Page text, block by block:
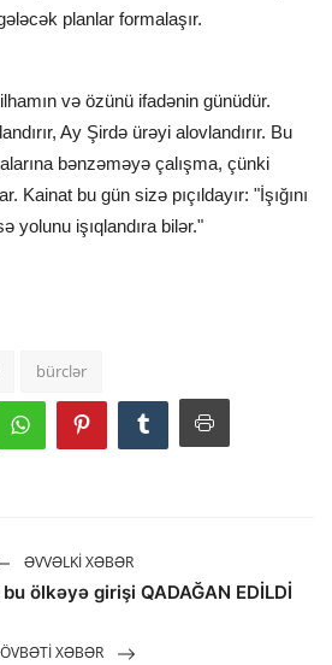
planlar formalaşır.
və özünü ifadənin günüdür.
Ay Şirdə ürəyi alovlandırır. Bu
bənzəməyə çalışma, çünki
Kainat bu gün sizə pıçıldayır: "İşığını
yolunu işıqlandıra bilər."
bürclər
ƏVVƏLKI XƏBƏR
ölkəyə girişi QADAĞAN EDİLDİ
XƏBƏR